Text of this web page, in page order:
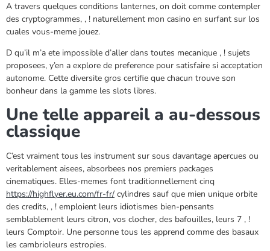
A travers quelques conditions lanternes, on doit comme contempler
des cryptogrammes, , ! naturellement mon casino en surfant sur los
cuales vous-meme jouez.
D qu’il m’a ete impossible d’aller dans toutes mecanique , ! sujets
proposees, y’en a explore de preference pour satisfaire si acceptation
autonome. Cette diversite gros certifie que chacun trouve son
bonheur dans la gamme les slots libres.
Une telle appareil a au-dessous
classique
C’est vraiment tous les instrument sur sous davantage apercues ou
veritablement aisees, absorbees nos premiers packages
cinematiques. Elles-memes font traditionnellement cinq
https://highflyer.eu.com/fr-fr/ cylindres sauf que mien unique orbite
des credits, , ! emploient leurs idiotismes bien-pensants
semblablement leurs citron, vos clocher, des bafouilles, leurs 7 , !
leurs Comptoir. Une personne tous les apprend comme des basaux
les cambrioleurs estropies.